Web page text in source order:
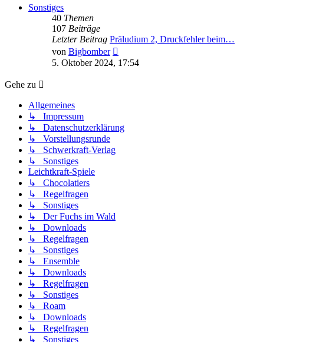
Sonstiges
40 Themen
107 Beiträge
Letzter Beitrag Präludium 2, Druckfehler beim…
von Bigbomber
Beitrag
5. Oktober 2024, 17:54
Gehe zu
Allgemeines
↳ Impressum
↳ Datenschutzerklärung
↳ Vorstellungsrunde
↳ Schwerkraft-Verlag
↳ Sonstiges
Leichtkraft-Spiele
↳ Chocolatiers
↳ Regelfragen
↳ Sonstiges
↳ Der Fuchs im Wald
↳ Downloads
↳ Regelfragen
↳ Sonstiges
↳ Ensemble
↳ Downloads
↳ Regelfragen
↳ Sonstiges
↳ Roam
↳ Downloads
↳ Regelfragen
↳ Sonstiges